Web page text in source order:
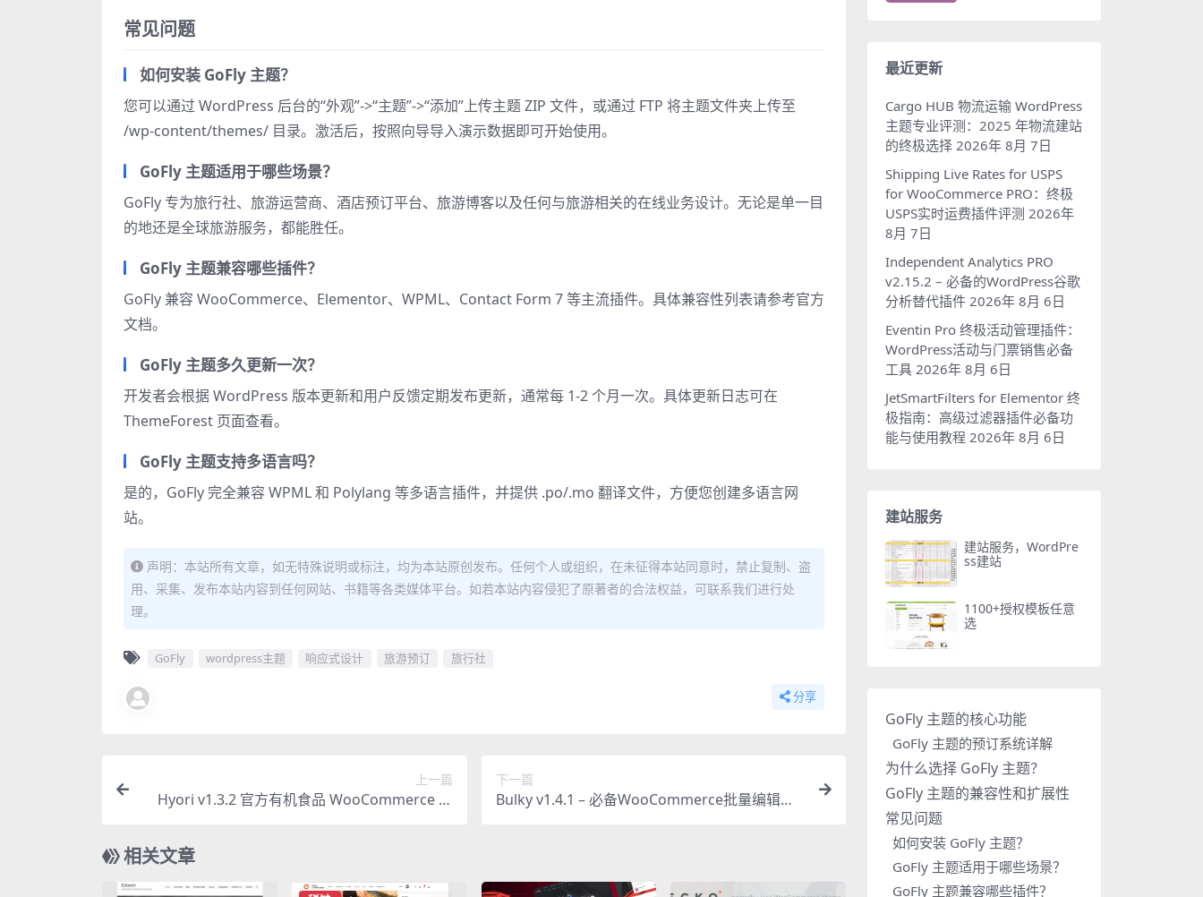
常见问题
如何安装 GoFly 主题？
您可以通过 WordPress 后台的“外观”->“主题”->“添加”上传主题 ZIP 文件，或通过 FTP 将主题文件夹上传至
/wp-content/themes/ 目录。激活后，按照向导导入演示数据即可开始使用。
GoFly 主题适用于哪些场景？
GoFly 专为旅行社、旅游运营商、酒店预订平台、旅游博客以及任何与旅游相关的在线业务设计。无论是单一目
的地还是全球旅游服务，都能胜任。
GoFly 主题兼容哪些插件？
GoFly 兼容 WooCommerce、Elementor、WPML、Contact Form 7 等主流插件。具体兼容性列表请参考官方
文档。
GoFly 主题多久更新一次？
开发者会根据 WordPress 版本更新和用户反馈定期发布更新，通常每 1-2 个月一次。具体更新日志可在
ThemeForest 页面查看。
GoFly 主题支持多语言吗？
是的，GoFly 完全兼容 WPML 和 Polylang 等多语言插件，并提供 .po/.mo 翻译文件，方便您创建多语言网
站。
声明：本站所有文章，如无特殊说明或标注，均为本站原创发布。任何个人或组织，在未征得本站同意时，禁止复制、盗
用、采集、发布本站内容到任何网站、书籍等各类媒体平台。如若本站内容侵犯了原著者的合法权益，可联系我们进行处
理。
GoFly wordpress主题 响应式设计 旅游预订 旅行社
分享
上一篇
Hyori v1.3.2 官方有机食品 WooCommerce 主
下一篇
Bulky v1.4.1 – 必备WooCommerce批量编辑产
相关文章
最近更新
Cargo HUB 物流运输 WordPress
主题专业评测：2025 年物流建站
的终极选择 2026年 8月 7日
Shipping Live Rates for USPS
for WooCommerce PRO：终极
USPS实时运费插件评测 2026年
8月 7日
Independent Analytics PRO
v2.15.2 – 必备的WordPress谷歌
分析替代插件 2026年 8月 6日
Eventin Pro 终极活动管理插件：
WordPress活动与门票销售必备
工具 2026年 8月 6日
JetSmartFilters for Elementor 终
极指南：高级过滤器插件必备功
能与使用教程 2026年 8月 6日
建站服务
建站服务，WordPre
ss建站
1100+授权模板任意
选
GoFly 主题的核心功能
GoFly 主题的预订系统详解
为什么选择 GoFly 主题？
GoFly 主题的兼容性和扩展性
常见问题
如何安装 GoFly 主题？
GoFly 主题适用于哪些场景？
GoFly 主题兼容哪些插件？